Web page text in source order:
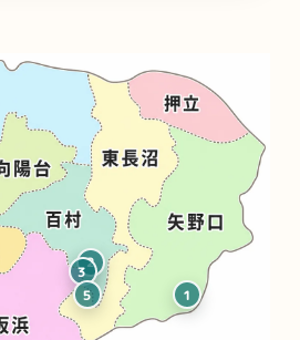
1
2
3
5